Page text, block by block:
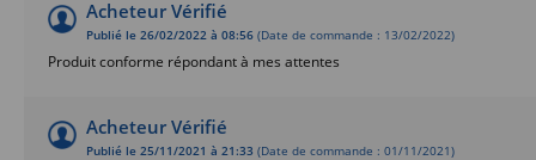
Acheteur Vérifié
Publié le 26/02/2022 à 08:56 (Date de commande : 13/02/2022)
Produit conforme répondant à mes attentes
Acheteur Vérifié
Publié le 25/11/2021 à 21:33 (Date de commande : 01/11/2021)